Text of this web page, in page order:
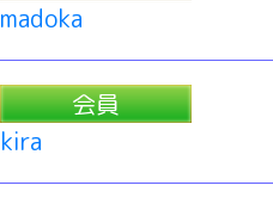
madoka
会員
kira